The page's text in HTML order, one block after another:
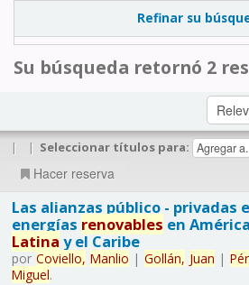
Refinar su
Su búsqueda retornó 2
| | Seleccionar títulos para:
Hacer reserva
Las alianzas público - privadas
energías renovables en América
Latina y el Caribe
por Coviello, Manlio | Gollán, Juan |
Miguel.